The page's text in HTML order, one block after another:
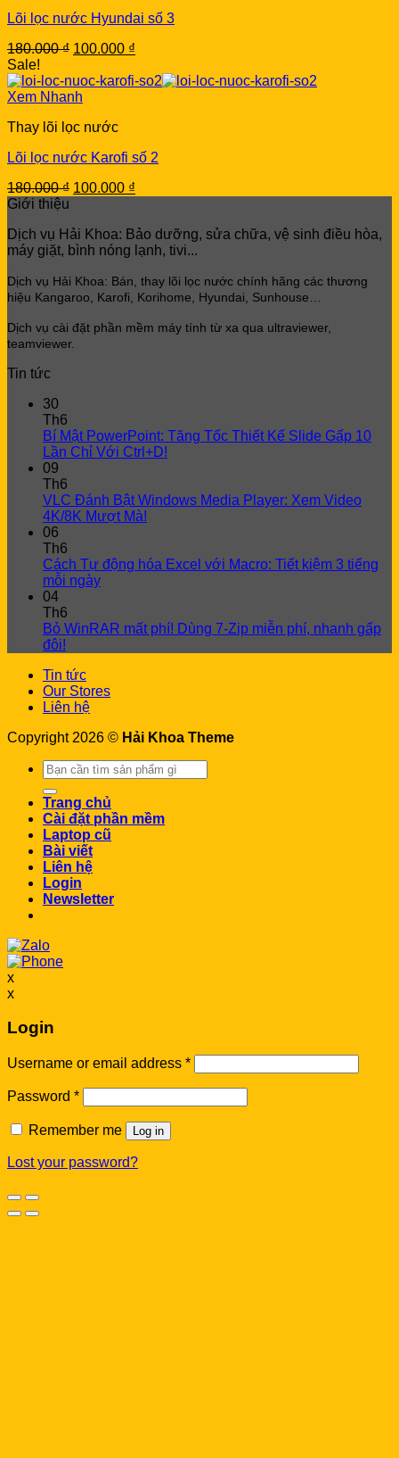
Lõi lọc nước Hyundai số 3
180.000₫ Original
was:
180.000 ₫.
100.000 ₫
is:
Sale!
Xem Nhanh
Thay lõi lọc nước
Lõi lọc nước Karofi số 2
180.000₫ Original
180.000 ₫.
100.000 ₫
100.000 ₫.
Giới thiệu
Dịch vụ Hải Khoa: Bảo dưỡng, sửa chữa, vệ sinh điều hòa,
máy giặt, bình nóng lạnh, tivi...
Dịch vụ Hải Khoa: Bán, thay lõi lọc nước chính hãng các thương
hiệu Kangaroo, Karofi, Korihome, Hyundai, Sunhouse…
Dịch vụ cài đặt phần mềm máy tính từ xa qua ultraviewer,
teamviewer.
Tin tức
30
Th6
Bí Mật PowerPoint: Tăng Tốc Thiết Kế Slide Gấp 10
Lần Chỉ Với Ctrl+D!
09
Th6
VLC Đánh Bật Windows Media Player: Xem Video
4K/8K Mượt Mà!
06
Th6
Cách Tự động hóa Excel với Macro: Tiết kiệm 3 tiếng
mỗi ngày
04
Th6
Bỏ WinRAR mất phí! Dùng 7-Zip miễn phí, nhanh gấp
đôi!
Tin tức
Our Stores
Liên hệ
Copyright 2026 © Hải Khoa Theme
Search
for:
Trang chủ
Cài đặt phần mềm
Laptop cũ
Bài viết
Liên hệ
Login
Newsletter
x
x
Login
Username or email address *
Password *
Remember me Log in
Lost your password?